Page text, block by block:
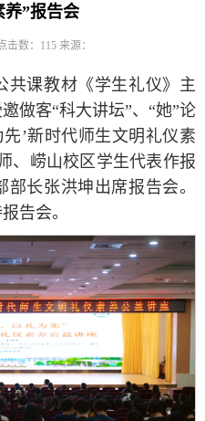
养”报告会
击数： 115 来源：
共课教材《学生礼仪》主
做客“科大讲坛”、“她”论
’新时代师生文明礼仪素
、崂山校区学生代表作报
长张洪坤出席报告会。
告会。